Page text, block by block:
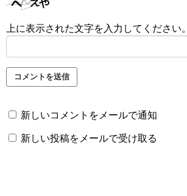
上に表示された文字を入力してください。
新しいコメントをメールで通知
新しい投稿をメールで受け取る